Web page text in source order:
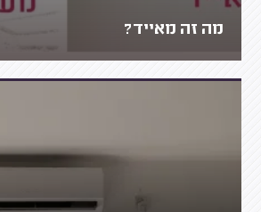
מה זה מאייד?